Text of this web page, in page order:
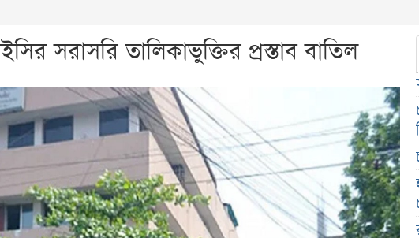
সরাসরি তালিকাভুক্তির প্রস্তাব বাতিল